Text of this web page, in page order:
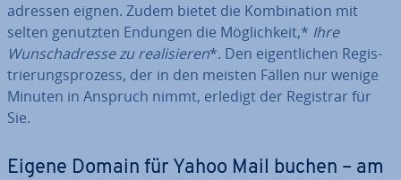
adres­sen eignen. Zudem bietet die Kom­bi­na­ti­on mit
selten genutzten Endungen die Mög­lich­keit,* Ihre
Wunsch­adres­se zu rea­li­sie­ren*. Den ei­gent­li­chen Re­gis­
trie­rungs­pro­zess, der in den meisten Fällen nur wenige
Minuten in Anspruch nimmt, erledigt der Registrar für
Sie.
Eigene Domain für Yahoo Mail buchen – am